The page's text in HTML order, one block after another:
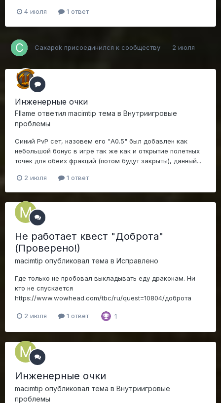
4 июля 1 ответ
Caxapok присоединился к сообществу 2 июля
Инженерные очки
Fllame ответил macimtip тема в Внутриигровые
проблемы
Синий PvP сет, назовем его "A0.5" был добавлен как
небольшой бонус в игре так же как и открытие полетных
точек для обеих фракций (потом будут закрыты), данный...
2 июля 1 ответ
Не работает квест "Доброта"
(Проверено!)
macimtip опубликовал тема в Исправлено
Где только не пробовал выкладывать еду драконам. Ни
кто не спускается
https://www.wowhead.com/tbc/ru/quest=10804/доброта
2 июля 1 ответ 1
Инженерные очки
macimtip опубликовал тема в Внутриигровые
проблемы